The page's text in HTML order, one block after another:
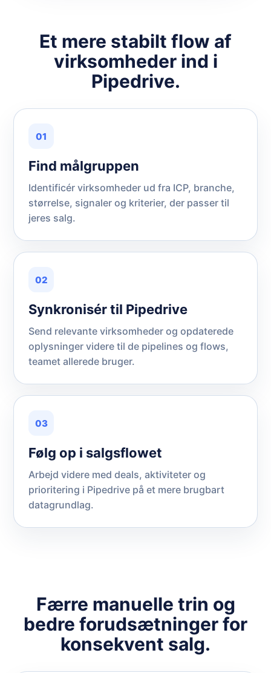
Et mere stabilt flow af
virksomheder ind i
Pipedrive.
01
Find målgruppen
Identificér virksomheder ud fra ICP, branche,
størrelse, signaler og kriterier, der passer til
jeres salg.
02
Synkronisér til Pipedrive
Send relevante virksomheder og opdaterede
oplysninger videre til de pipelines og flows,
teamet allerede bruger.
03
Følg op i salgsflowet
Arbejd videre med deals, aktiviteter og
prioritering i Pipedrive på et mere brugbart
datagrundlag.
Færre manuelle trin og
bedre forudsætninger for
konsekvent salg.